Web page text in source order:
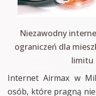
Niezawodny
ograniczeń dla
limitu
Internet Airmax w
osób, które pragną